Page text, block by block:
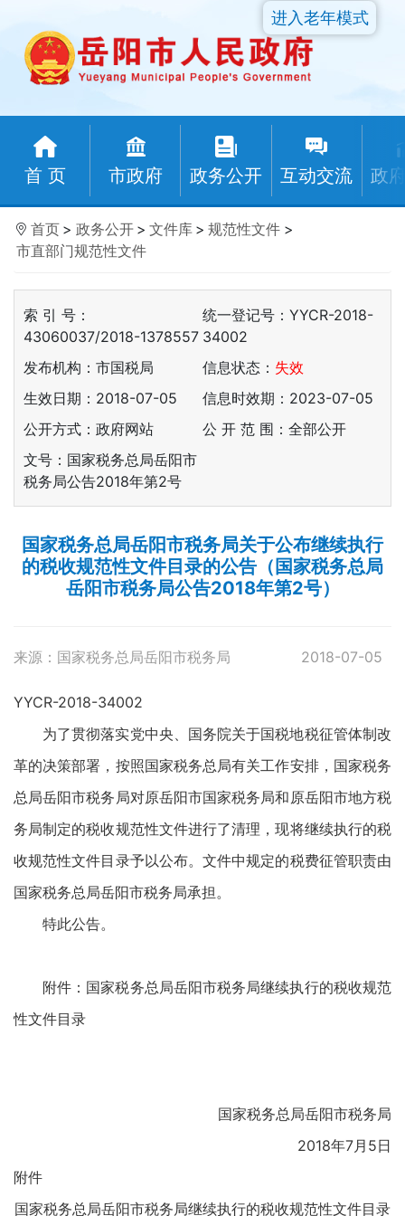
首 页 市政府 政务公开 互动交流 政
进入老年模式
首页 > 政务公开 > 文件库 > 规范性文件 >
市直部门规范性文件
索 引 号：
43060037/2018-1378557
统一登记号：YYCR-2018-
34002
发布机构：市国税局
信息状态： 失效
生效日期：2018-07-05
信息时效期： 2023-07-05
公开方式：政府网站
公 开 范 围：全部公开
文号：国家税务总局岳阳市
税务局公告2018年第2号
国家税务总局岳阳市税务局关于公布继续执行
的税收规范性文件目录的公告（国家税务总局
岳阳市税务局公告2018年第2号）
来源：国家税务总局岳阳市税务局 2018-07-05
YYCR-2018-34002
为了贯彻落实党中央、国务院关于国税地税征管体制改
革的决策部署，按照国家税务总局有关工作安排，国家税务
总局岳阳市税务局对原岳阳市国家税务局和原岳阳市地方税
务局制定的税收规范性文件进行了清理，现将继续执行的税
收规范性文件目录予以公布。文件中规定的税费征管职责由
国家税务总局岳阳市税务局承担。
特此公告。
附件：国家税务总局岳阳市税务局继续执行的税收规范
性文件目录
国家税务总局岳阳市税务局
2018年7月5日
附件
国家税务总局岳阳市税务局继续执行的税收规范性文件目录